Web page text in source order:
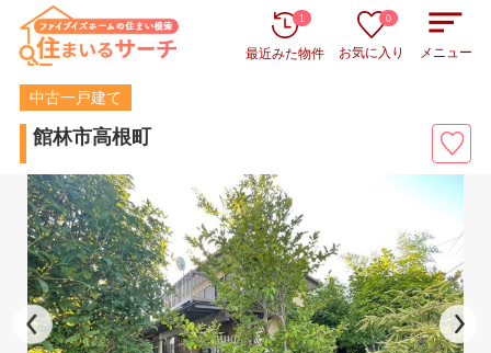
最近みた物件
1
お気に入り
0
メニュー
中古一戸建て
館林市高根町